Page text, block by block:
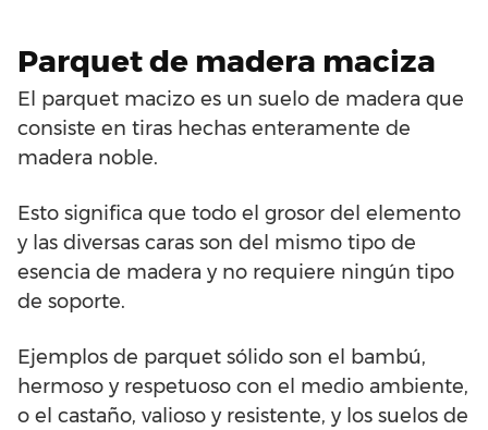
Parquet de madera maciza
El parquet macizo es un suelo de madera que
consiste en tiras hechas enteramente de
madera noble.
Esto significa que todo el grosor del elemento
y las diversas caras son del mismo tipo de
esencia de madera y no requiere ningún tipo
de soporte.
Ejemplos de parquet sólido son el bambú,
hermoso y respetuoso con el medio ambiente,
o el castaño, valioso y resistente, y los suelos de